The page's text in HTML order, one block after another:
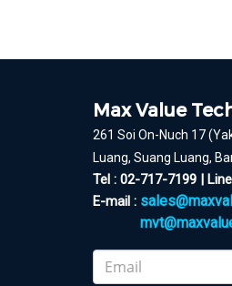
Max Value
261 Soi On-Nuch 17
Luang, Suang Luang,
Tel : 02-717-7199 |
E-mail :